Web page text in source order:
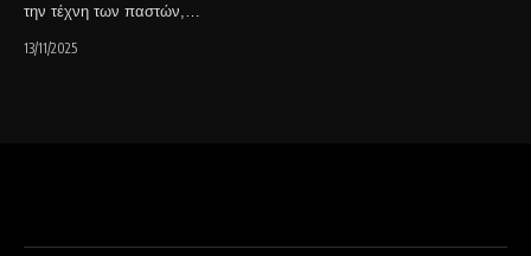
την τέχνη των παστών,…
13/11/2025